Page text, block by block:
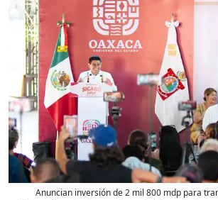
Anuncian inversión de 2 mil 800 mdp para